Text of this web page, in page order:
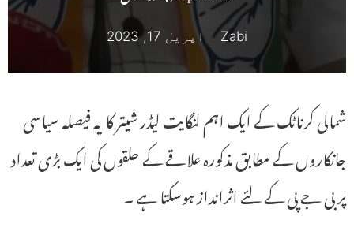
Zabi اپریل 17, 2023
شمالی کرناٹک کے ایک اہم لنگایت لیڈر شیتر کا یہ فیصلہ سیاسی
جانکاروں کے مطابق مذکورہ علاقے کے حلقوں کی ایک بڑی تعداد
پر بی جے پی کے لئے اثرانداز ہوسکتا ہے ۔